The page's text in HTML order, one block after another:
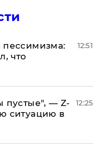
пессимизма:
что
12:51
пустые", — Z-
ситуацию в
12:25